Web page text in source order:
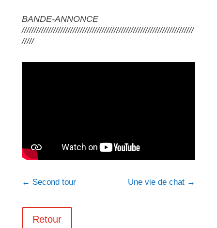
BANDE-ANNONCE
///////////////////////////////////////////////////////////////////////
/////
← Second tour Une vie de chat →
Retour